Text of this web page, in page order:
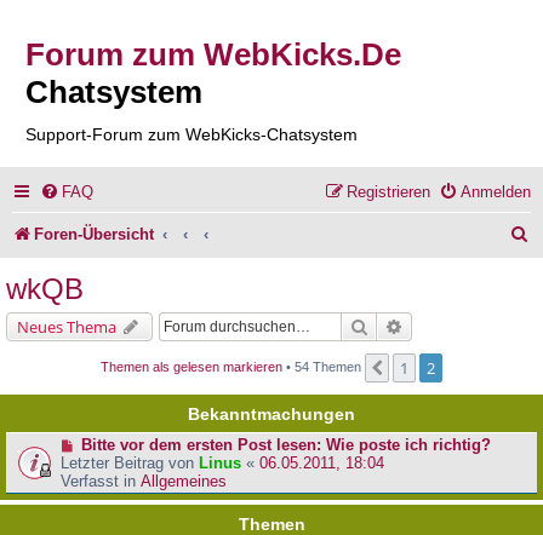
Forum zum WebKicks.De
Chatsystem
Support-Forum zum WebKicks-Chatsystem
FAQ Anmelden
Registrieren
Foren-Übersicht
wkQB
Neues Thema Suche
Themen als gelesen markieren • 54 Themen Vorherige
1 2
Bekanntmachungen
Bitte vor dem ersten Post lesen: Wie poste ich richtig?
Letzter Beitrag von Linus « 06.05.2011, 18:04
Verfasst in Allgemeines
Themen